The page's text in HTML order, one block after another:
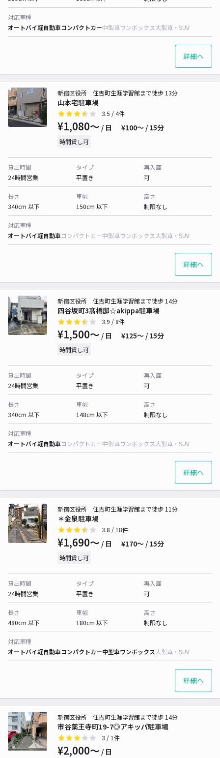
対応車種
オートバイ軽自動車コンパクトカー中型車ワンボックス大型車・SUV
詳細へ
山本宅駐車場
新宿区役所 住吉町生涯学習館まで徒歩 13分
3.5 / 4件
¥1,080〜 / 日 ¥100〜 / 15分
時間貸し可
貸出時間
24時間営業
タイプ
平置き
再入庫
可
長さ
340cm 以下
車幅
150cm 以下
高さ
制限なし
対応車種
オートバイ軽自動車コンパクトカー中型車ワンボックス大型車・SUV
詳細へ
四谷坂町3髙橋邸☆akippa駐車場
新宿区役所 住吉町生涯学習館まで徒歩 14分
3.9 / 8件
¥1,500〜 / 日 ¥125〜 / 15分
時間貸し可
貸出時間
24時間営業
タイプ
平置き
再入庫
可
長さ
340cm 以下
車幅
148cm 以下
高さ
制限なし
対応車種
オートバイ軽自動車コンパクトカー中型車ワンボックス大型車・SUV
詳細へ
＊金泉駐車場
新宿区役所 住吉町生涯学習館まで徒歩 11分
3.8 / 18件
¥1,690〜 / 日 ¥170〜 / 15分
時間貸し可
貸出時間
24時間営業
タイプ
平置き
再入庫
可
長さ
480cm 以下
車幅
180cm 以下
高さ
制限なし
対応車種
オートバイ軽自動車コンパクトカー中型車ワンボックス大型車・SUV
詳細へ
市谷薬王寺町19-7◎アキッパ駐車場
新宿区役所 住吉町生涯学習館まで徒歩 14分
3 / 1件
¥2,000〜 / 日